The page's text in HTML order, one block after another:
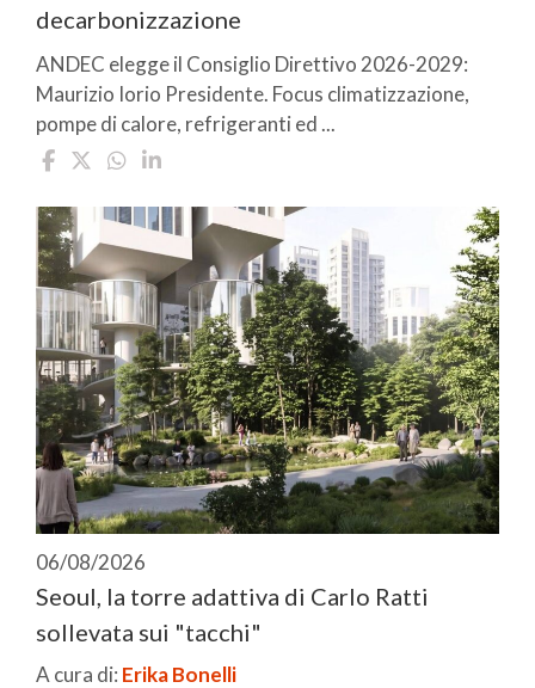
decarbonizzazione
ANDEC elegge il Consiglio Direttivo 2026-2029:
Maurizio Iorio Presidente. Focus climatizzazione,
pompe di calore, refrigeranti ed ...
06/08/2026
Seoul, la torre adattiva di Carlo Ratti
sollevata sui "tacchi"
A cura di: Erika Bonelli